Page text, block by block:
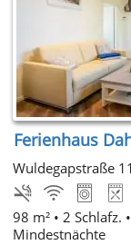
Ferienhaus
Wuldegapstraße 11
98 m² • 2 Schlafz.
Mindestnächte